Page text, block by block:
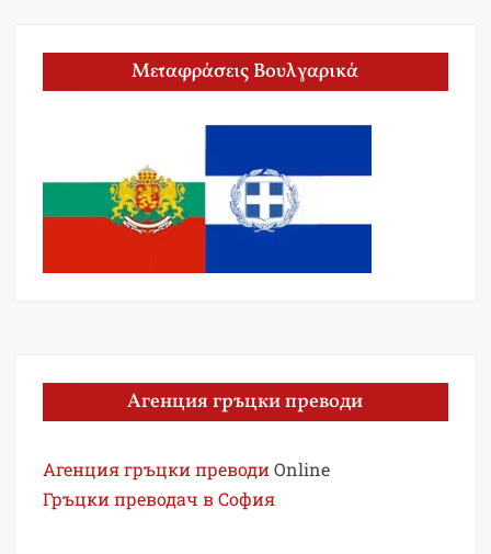
Μεταφράσεις Βουλγαρικά
Агенция гръцки преводи
Агенция гръцки преводи Online
Гръцки преводач в София